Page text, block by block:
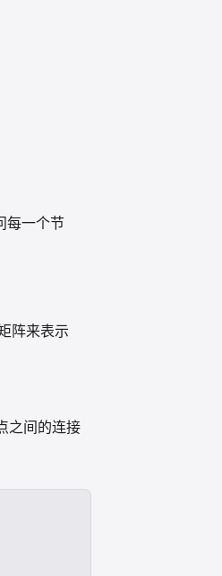
一个节
来表示
间的连接